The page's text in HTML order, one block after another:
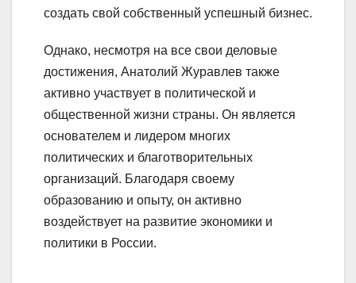
создать свой собственный успешный бизнес.
Однако, несмотря на все свои деловые
достижения, Анатолий Журавлев также
активно участвует в политической и
общественной жизни страны. Он является
основателем и лидером многих
политических и благотворительных
организаций. Благодаря своему
образованию и опыту, он активно
воздействует на развитие экономики и
политики в России.